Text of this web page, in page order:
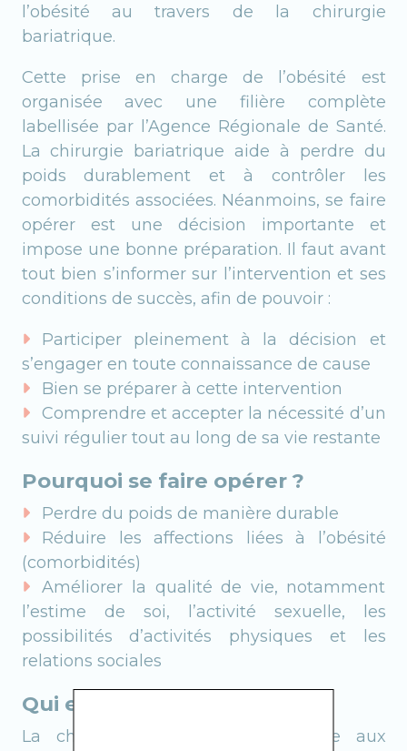
l’obésité au travers de la chirurgie
bariatrique.
Cette prise en charge de l’obésité est
organisée avec une filière complète
labellisée par l’Agence Régionale de Santé.
La chirurgie bariatrique aide à perdre du
poids durablement et à contrôler les
comorbidités associées. Néanmoins, se faire
opérer est une décision importante et
impose une bonne préparation. Il faut avant
tout bien s’informer sur l’intervention et ses
conditions de succès, afin de pouvoir :
Participer pleinement à la décision et
s’engager en toute connaissance de cause
Bien se préparer à cette intervention
Comprendre et accepter la nécessité d’un
suivi régulier tout au long de sa vie restante
Pourquoi se faire opérer ?
Perdre du poids de manière durable
Réduire les affections liées à l’obésité
(comorbidités)
Améliorer la qualité de vie, notamment
l’estime de soi, l’activité sexuelle, les
possibilités d’activités physiques et les
relations sociales
Qui est concerné ?
La chirurgie de l’obésité s’adresse aux